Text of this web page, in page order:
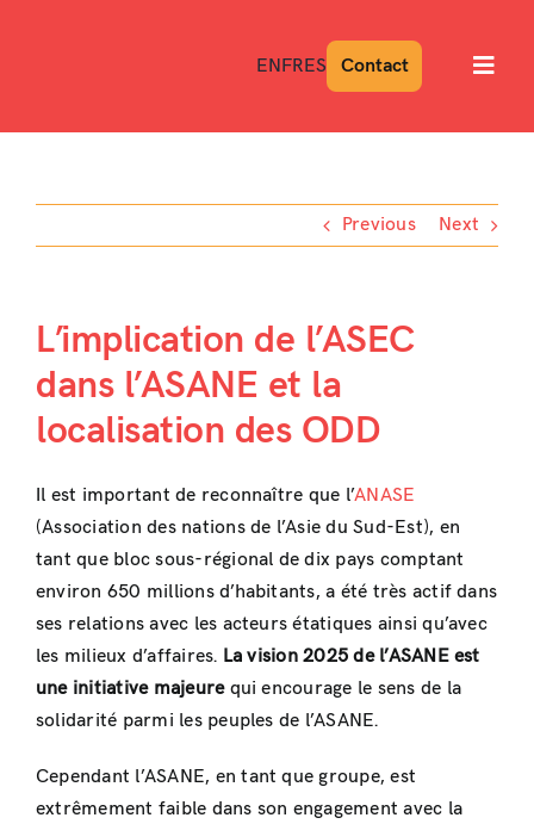
ENFRES Contact
Previous Next
L’implication de l’ASEC
dans l’ASANE et la
localisation des ODD
Il est important de reconnaître que l’ANASE
(Association des nations de l’Asie du Sud-Est), en
tant que bloc sous-régional de dix pays comptant
environ 650 millions d’habitants, a été très actif dans
ses relations avec les acteurs étatiques ainsi qu’avec
les milieux d’affaires. La vision 2025 de l’ASANE est
une initiative majeurequi encourage le sens de la
solidarité parmi les peuples de l’ASANE.
Cependant l’ASANE, en tant que groupe, est
extrêmement faible dans son engagement avec la